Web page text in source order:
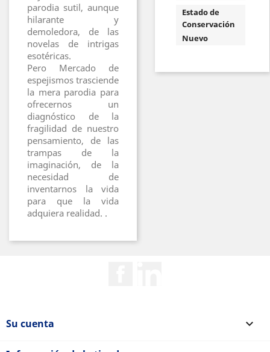
parodia sutil, aunque
hilarante y
demoledora, de las
novelas de intrigas
esotéricas.
Pero Mercado de
espejismos trasciende
la mera parodia para
ofrecernos un
diagnóstico de la
fragilidad de nuestro
pensamiento, de las
trampas de la
imaginación, de la
necesidad de
inventarnos la vida
para que la vida
adquiera realidad. .
Estado de
Conservación
Nuevo
Su cuenta 